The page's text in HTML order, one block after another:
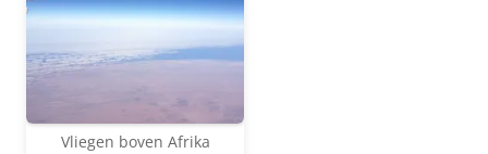
Vliegen boven Afrika